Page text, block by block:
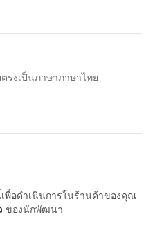
รงเป็นภาษาภาษาไทย
พื่อดำเนินการในร้านค้าของคุณ
ของนักพัฒนา